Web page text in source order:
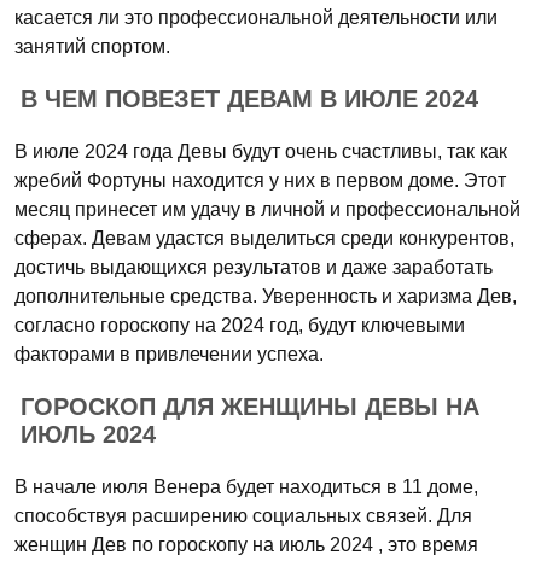
касается ли это профессиональной деятельности или
занятий спортом.
В ЧЕМ ПОВЕЗЕТ ДЕВАМ В ИЮЛЕ 2024
В июле 2024 года Девы будут очень счастливы, так как
жребий Фортуны находится у них в первом доме. Этот
месяц принесет им удачу в личной и профессиональной
сферах. Девам удастся выделиться среди конкурентов,
достичь выдающихся результатов и даже заработать
дополнительные средства. Уверенность и харизма Дев,
согласно гороскопу на 2024 год, будут ключевыми
факторами в привлечении успеха.
ГОРОСКОП ДЛЯ ЖЕНЩИНЫ ДЕВЫ НА
ИЮЛЬ 2024
В начале июля Венера будет находиться в 11 доме,
способствуя расширению социальных связей. Для
женщин Дев по гороскопу на июль 2024 , это время